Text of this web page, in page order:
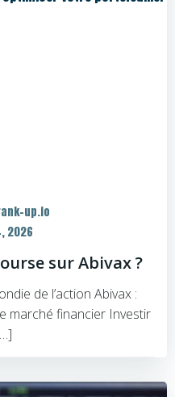
up.io
2026
sur Abivax ?
de l’action Abivax :
marché financier Investir